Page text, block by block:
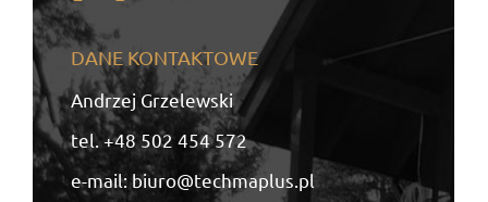
DANE KONTAKTOWE
Andrzej Grzelewski
tel.+48 502 454 572
e-mail:biuro@techmaplus.pl